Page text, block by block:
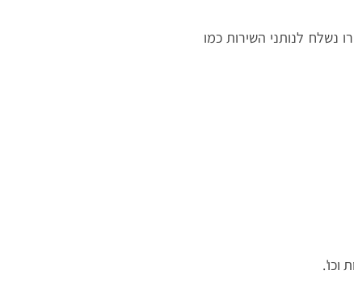
נשלח לנותני השירות כמו
וכו'.